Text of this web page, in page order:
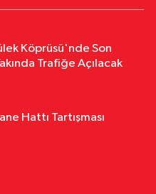
Köprüsü'nde Son
Trafiğe Açılacak
Hattı Tartışması